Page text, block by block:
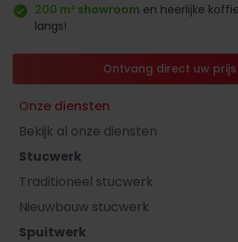
200 m² showroom en heerlijke
langs!
Ontvang direct uw prijs
Onze diensten
Bekijk al onze diensten
Stucwerk
Traditioneel stucwerk
Nieuwbouw stucwerk
Spuitwerk